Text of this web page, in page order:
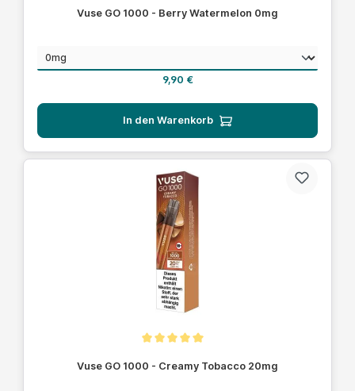
Vuse GO 1000 - Berry Watermelon 0mg
Nikotinstärke
Regulärer Preis:
9,90 €
In den Warenkorb
Vuse GO 1000 - Creamy Tobacco 20mg